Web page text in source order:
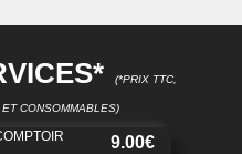
(*PRIX TTC,
CONSOMMABLES)
9.00€